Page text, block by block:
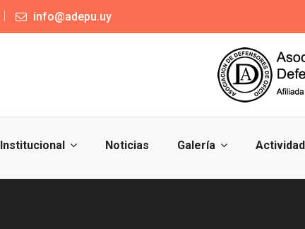
info@adepu.uy
Institucional Noticias Galería